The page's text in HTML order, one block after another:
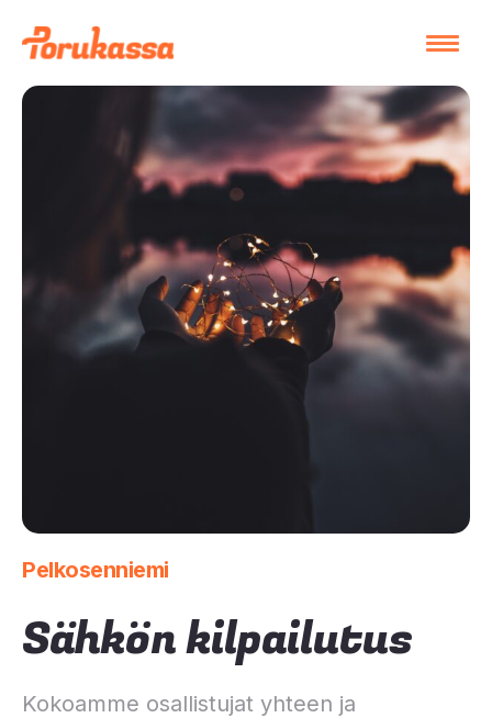
Pelkosenniemi
Sähkön kilpailutus
Kokoamme osallistujat yhteen ja